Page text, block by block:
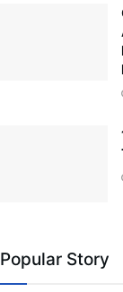
Popular Story